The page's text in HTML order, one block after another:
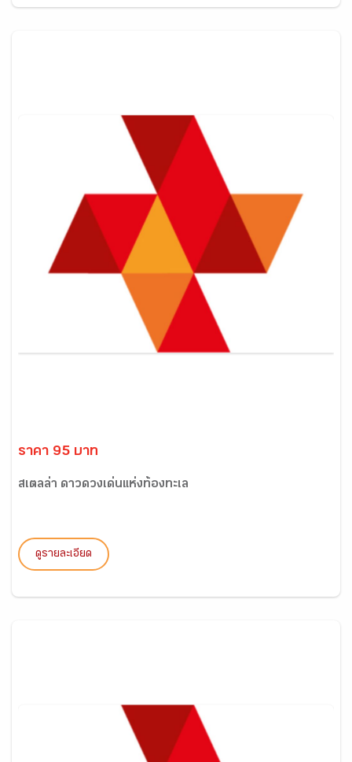
ราคา 95 บาท
สเตลล่า ดาวดวงเด่นแห่งท้องทะเล
ดูรายละเอียด